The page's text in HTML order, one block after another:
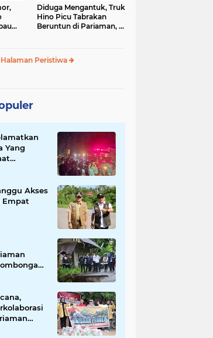
Diduga Mengantuk, Truk
Hino Picu Tabrakan
Beruntun di Pariaman, 5
Halaman Peristiwa
Yang
Akses
Empat